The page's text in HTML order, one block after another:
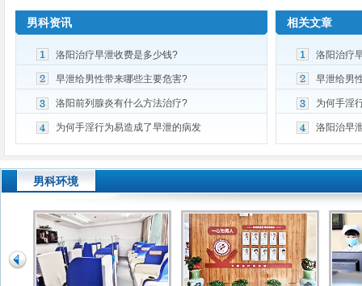
男科资讯
洛阳治疗早泄收费是多少钱?
早泄给男性带来哪些主要危害?
洛阳前列腺炎有什么方法治疗?
为何手淫行为易造成了早泄的病发
相关文章
洛阳治疗
早泄给男
为何手淫
洛阳治早
男科环境